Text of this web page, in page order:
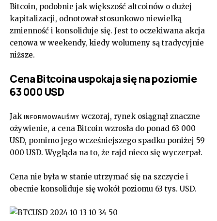
Bitcoin, podobnie jak większość altcoinów o dużej
kapitalizacji, odnotował stosunkowo niewielką
zmienność i konsoliduje się. Jest to oczekiwana akcja
cenowa w weekendy, kiedy wolumeny są tradycyjnie
niższe.
Cena Bitcoina uspokaja się na poziomie
63 000 USD
Jak INFORMOWALIŚMY wczoraj, rynek osiągnął znaczne
ożywienie, a cena Bitcoin wzrosła do ponad 63 000
USD, pomimo jego wcześniejszego spadku poniżej 59
000 USD. Wygląda na to, że rajd nieco się wyczerpał.
Cena nie była w stanie utrzymać się na szczycie i
obecnie konsoliduje się wokół poziomu 63 tys. USD.